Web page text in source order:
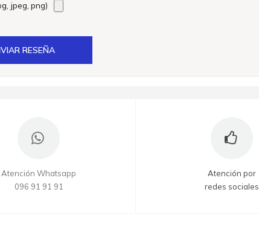
jpeg, png)
RESEÑA
Atención Whatsapp
096 91 91 91
Atención por
redes sociales